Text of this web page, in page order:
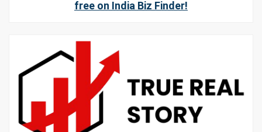
free on India Biz Finder!